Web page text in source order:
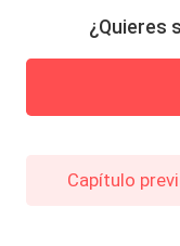
¿Quieres
Capítulo